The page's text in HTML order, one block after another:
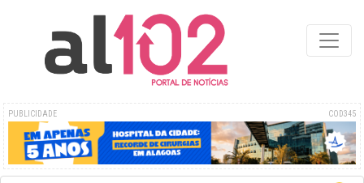
PUBLICIDADE COD345